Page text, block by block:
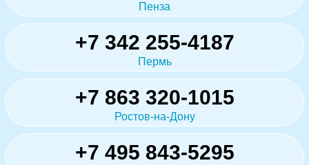
Пенза
+7 342 255-4187
Пермь
+7 863 320-1015
Ростов-на-Дону
+7 495 843-5295